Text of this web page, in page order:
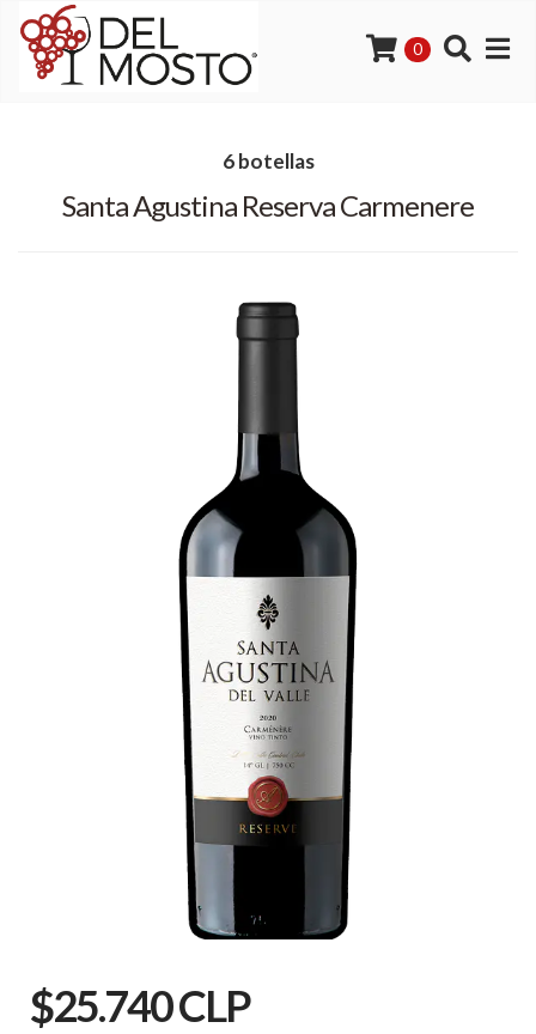
0
6 botellas
Santa Agustina Reserva Carmenere
$25.740 CLP